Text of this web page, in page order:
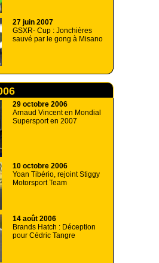
27 juin 2007
GSXR- Cup : Jonchières
sauvé par le gong à Misano
29 octobre 2006
Arnaud Vincent en Mondial
Supersport en 2007
10 octobre 2006
Yoan Tibério, rejoint Stiggy
Motorsport Team
14 août 2006
Brands Hatch : Déception
pour Cédric Tangre